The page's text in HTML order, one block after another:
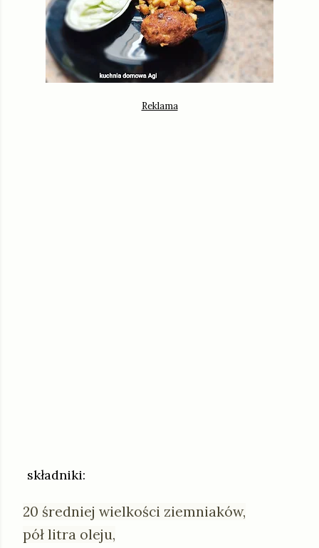
składniki:
20 średniej wielkości ziemniaków,
pół litra oleju,